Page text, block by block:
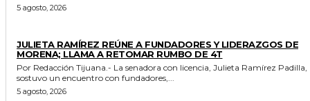
5 agosto, 2026
JULIETA RAMÍREZ REÚNE A FUNDADORES Y LIDERAZGOS DE
MORENA; LLAMA A RETOMAR RUMBO DE 4T
Por Redacción Tijuana.- La senadora con licencia, Julieta Ramírez Padilla,
sostuvo un encuentro con fundadores,...
5 agosto, 2026